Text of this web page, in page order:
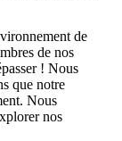
de
de nos
! Nous
que notre
Nous
nos